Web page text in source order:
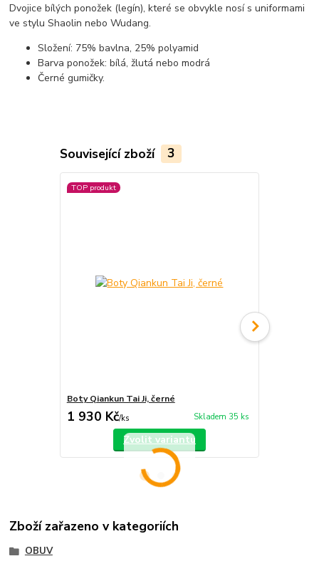
Dvojice bílých ponožek (legín), které se obvykle nosí s uniformami
ve stylu Shaolin nebo Wudang.
Složení: 75% bavlna, 25% polyamid
Barva ponožek: bílá, žlutá nebo modrá
Černé gumičky.
Související zboží 3
TOP produkt
Boty Qiankun Tai Ji, černé
1 930 Kč/ks Skladem 35 ks
Zvolit variantu
Zboží zařazeno v kategoriích
OBUV